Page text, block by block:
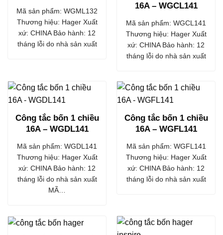
Mã sản phẩm: WGML132
Thương hiệu: Hager Xuất
xứ: CHINA Bảo hành: 12
tháng lỗi do nhà sản xuất
16A – WGCL141
Mã sản phẩm: WGCL141
Thương hiệu: Hager Xuất
xứ: CHINA Bảo hành: 12
tháng lỗi do nhà sản xuất
Công tắc bốn 1 chiều
16A – WGDL141
Mã sản phẩm: WGDL141
Thương hiệu: Hager Xuất
xứ: CHINA Bảo hành: 12
tháng lỗi do nhà sản xuất
MÃ…
Công tắc bốn 1 chiều
16A – WGFL141
Mã sản phẩm: WGFL141
Thương hiệu: Hager Xuất
xứ: CHINA Bảo hành: 12
tháng lỗi do nhà sản xuất